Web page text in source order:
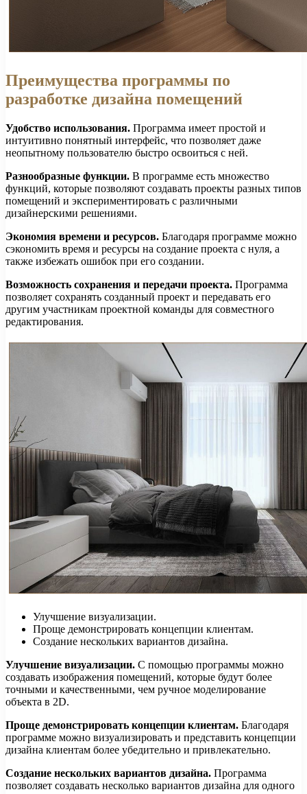
Преимущества программы по
разработке дизайна помещений
Удобство использования. Программа имеет простой и
интуитивно понятный интерфейс, что позволяет даже
неопытному пользователю быстро освоиться с ней.
Разнообразные функции. В программе есть множество
функций, которые позволяют создавать проекты разных типов
помещений и экспериментировать с различными
дизайнерскими решениями.
Экономия времени и ресурсов. Благодаря программе можно
сэкономить время и ресурсы на создание проекта с нуля, а
также избежать ошибок при его создании.
Возможность сохранения и передачи проекта. Программа
позволяет сохранять созданный проект и передавать его
другим участникам проектной команды для совместного
редактирования.
Улучшение визуализации.
Проще демонстрировать концепции клиентам.
Создание нескольких вариантов дизайна.
Улучшение визуализации. С помощью программы можно
создавать изображения помещений, которые будут более
точными и качественными, чем ручное моделирование
объекта в 2D.
Проще демонстрировать концепции клиентам. Благодаря
программе можно визуализировать и представить концепции
дизайна клиентам более убедительно и привлекательно.
Создание нескольких вариантов дизайна. Программа
позволяет создавать несколько вариантов дизайна для одного